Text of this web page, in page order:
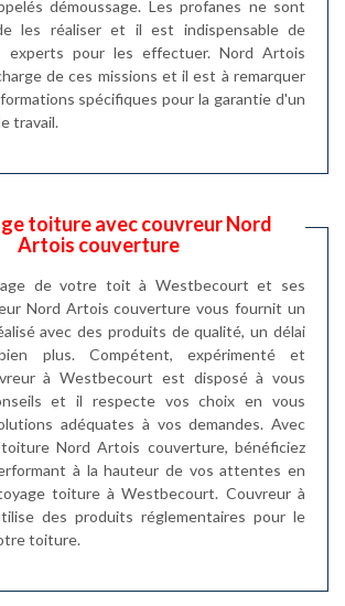
démoussage. Les profanes ne sont
les réaliser et il est indispensable de
experts pour les effectuer. Nord Artois
de ces missions et il est à remarquer
spécifiques pour la garantie d'un
travail.
toiture avec couvreur Nord
Artois couverture
de votre toit à Westbecourt et ses
Nord Artois couverture vous fournit un
avec des produits de qualité, un délai
plus. Compétent, expérimenté et
à Westbecourt est disposé à vous
et il respecte vos choix en vous
adéquates à vos demandes. Avec
Nord Artois couverture, bénéficiez
à la hauteur de vos attentes en
toiture à Westbecourt. Couvreur à
des produits réglementaires pour le
toiture.